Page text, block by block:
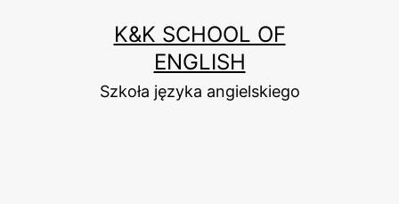
K&K SCHOOL OF
ENGLISH
Szkoła języka angielskiego